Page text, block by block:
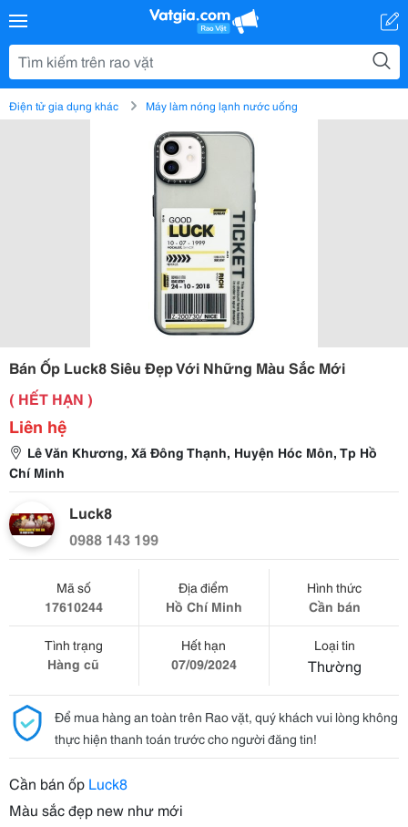
Điện tử gia dụng khác Máy làm nóng lạnh nước uống
Bán Ốp Luck8 Siêu Đẹp Với Những Màu Sắc Mới
( HẾT HẠN )
Liên hệ
Lê Văn Khương, Xã Đông Thạnh, Huyện Hóc Môn, Tp Hồ
Chí Minh
Luck8
0988 143 199
Mã số
17610244
Địa điểm
Hồ Chí Minh
Hình thức
Cần bán
Tình trạng
Hàng cũ
Hết hạn
07/09/2024
Loại tin
Thường
Để mua hàng an toàn trên Rao vặt, quý khách vui lòng không
thực hiện thanh toán trước cho người đăng tin!
Cần bán ốp Luck8
Màu sắc đẹp new như mới